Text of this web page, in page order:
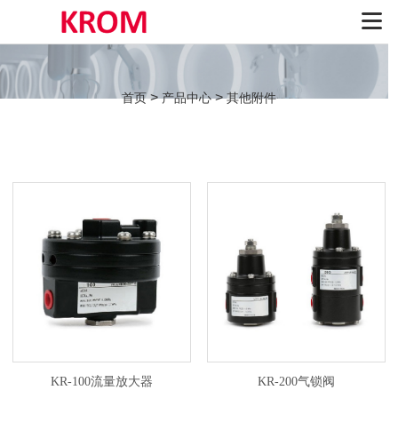
首页>产品中心>其他附件
KR-100流量放大器 KR-200气锁阀